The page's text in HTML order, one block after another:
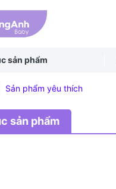
sản phẩm
Sản phẩm yêu thích
sản phẩm